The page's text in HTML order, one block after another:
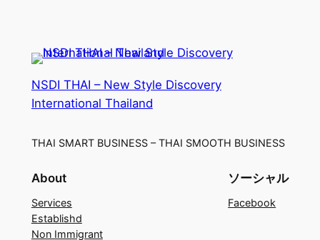
NSDI THAI – New Style Discovery
International Thailand
THAI SMART BUSINESS – THAI SMOOTH BUSINESS
About
Services
Establishd
Non Immigrant
ソーシャル
Facebook